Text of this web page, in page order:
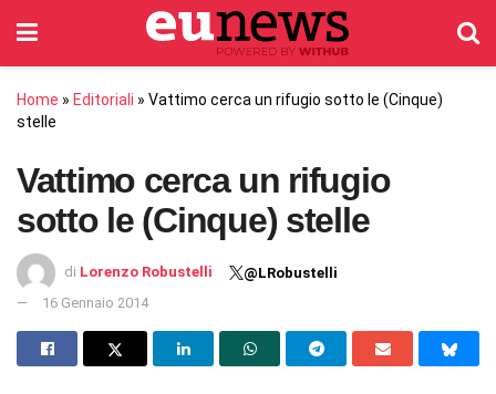
Home » Editoriali » Vattimo cerca un rifugio sotto le (Cinque)
stelle
Vattimo cerca un rifugio
sotto le (Cinque) stelle
di Lorenzo Robustelli
@LRobustelli
16 Gennaio 2014